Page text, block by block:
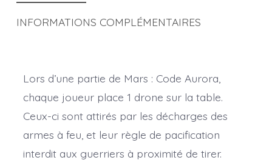
INFORMATIONS COMPLÉMENTAIRES
Lors d’une partie de Mars : Code Aurora,
chaque joueur place 1 drone sur la table.
Ceux-ci sont attirés par les décharges des
armes à feu, et leur règle de pacification
interdit aux guerriers à proximité de tirer.